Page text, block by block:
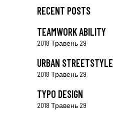
RECENT POSTS
TEAMWORK ABILITY
2018 Травень 29
URBAN STREETSTYLE
2018 Травень 29
TYPO DESIGN
2018 Травень 29